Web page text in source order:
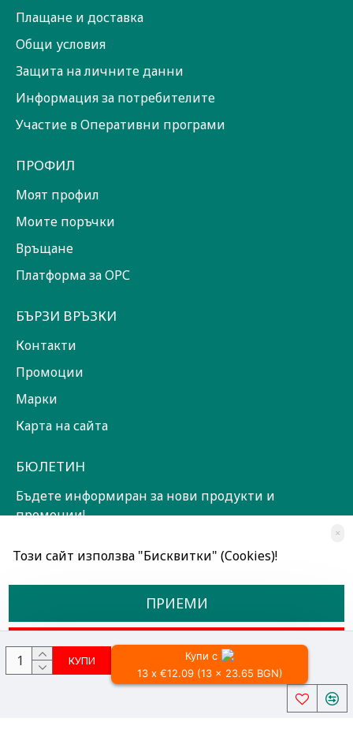
КУПИ
Купи с
13 x €12.09 (13 x 23.65 BGN)
Плащане и доставка
Общи условия
Защита на личните данни
Информация за потребителите
Участие в Оперативни програми
ПРОФИЛ
Моят профил
Моите поръчки
Връщане
Платформа за ОРС
БЪРЗИ ВРЪЗКИ
Контакти
Промоции
Марки
Карта на сайта
БЮЛЕТИН
Бъдете информиран за нови продукти и
промоции!
Прочетох и съм съгласен сОбщи условия
Всички права запазени © 2024, Радославов Мюзик Център
×
Този сайт използва "Бисквитки" (Cookies)!
ПРИЕМИ
ОТКАЖИ